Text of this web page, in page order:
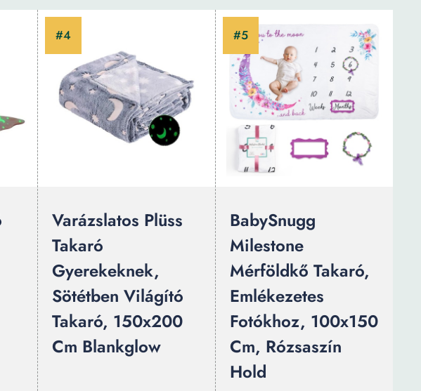
Varázslatos Plüss
Takaró
Gyerekeknek,
Sötétben Világító
Takaró, 150x200
Cm Blankglow
BabySnugg
Milestone
Mérföldkő Takaró,
Emlékezetes
Fotókhoz, 100x150
Cm, Rózsaszín
Hold